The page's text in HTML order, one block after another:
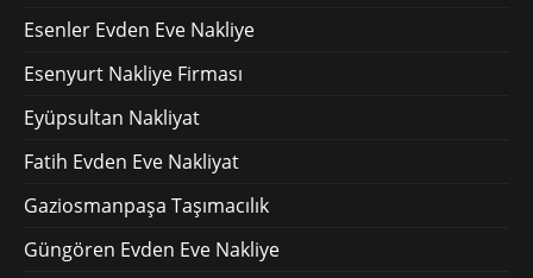
Esenler Evden Eve Nakliye
Esenyurt Nakliye Firması
Eyüpsultan Nakliyat
Fatih Evden Eve Nakliyat
Gaziosmanpaşa Taşımacılık
Güngören Evden Eve Nakliye